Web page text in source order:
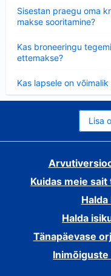
Sisestan praegu oma
makse sooritamine?
Kas broneeringu
ettemakse?
Kas lapsele on
Lisa
Kuidas meie sait
Halda
Tänapäevase
Inimõiguste